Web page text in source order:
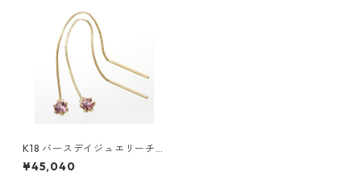
K18 バースデイジュエリーチェ
ーンピアス ピンクトルマリン
¥45,040